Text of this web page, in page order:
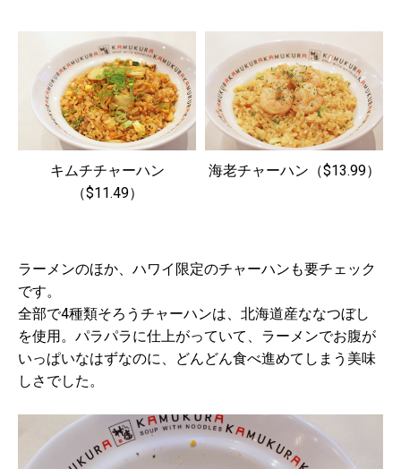
キムチチャーハン
（$11.49）
海老チャーハン（$13.99）
ラーメンのほか、ハワイ限定のチャーハンも要チェック
です。
全部で4種類そろうチャーハンは、北海道産ななつぼし
を使用。パラパラに仕上がっていて、ラーメンでお腹が
いっぱいなはずなのに、どんどん食べ進めてしまう美味
しさでした。